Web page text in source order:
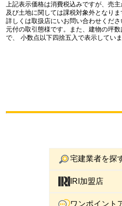
上記表示価格は消費税込みですが、売
及び土地に関しては課税対象外となりま
詳しくは取扱店にいお問い合わせくださ
元付の取引態様です。また、建物の坪
で、 小数点以下四捨五入で表示していま
宅建業者を探
IRI加盟店
ワンポイント